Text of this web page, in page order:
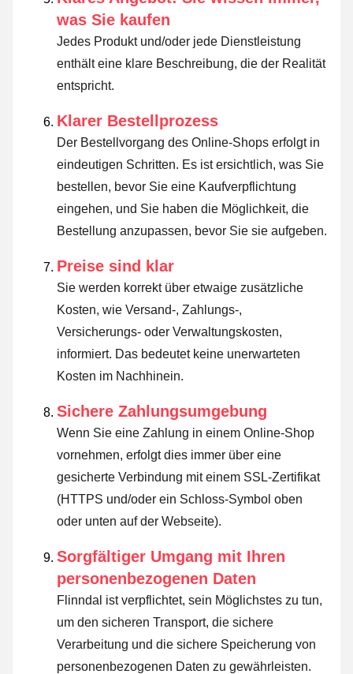
was Sie kaufen
Jedes Produkt und/oder jede Dienstleistung
enthält eine klare Beschreibung, die der Realität
entspricht.
Klarer Bestellprozess
Der Bestellvorgang des Online-Shops erfolgt in
eindeutigen Schritten. Es ist ersichtlich, was Sie
bestellen, bevor Sie eine Kaufverpflichtung
eingehen, und Sie haben die Möglichkeit, die
Bestellung anzupassen, bevor Sie sie aufgeben.
Preise sind klar
Sie werden korrekt über etwaige zusätzliche
Kosten, wie Versand-, Zahlungs-,
Versicherungs- oder Verwaltungskosten,
informiert. Das bedeutet keine unerwarteten
Kosten im Nachhinein.
Sichere Zahlungsumgebung
Wenn Sie eine Zahlung in einem Online-Shop
vornehmen, erfolgt dies immer über eine
gesicherte Verbindung mit einem SSL-Zertifikat
(HTTPS und/oder ein Schloss-Symbol oben
oder unten auf der Webseite).
Sorgfältiger Umgang mit Ihren
personenbezogenen Daten
Flinndal ist verpflichtet, sein Möglichstes zu tun,
um den sicheren Transport, die sichere
Verarbeitung und die sichere Speicherung von
personenbezogenen Daten zu gewährleisten.